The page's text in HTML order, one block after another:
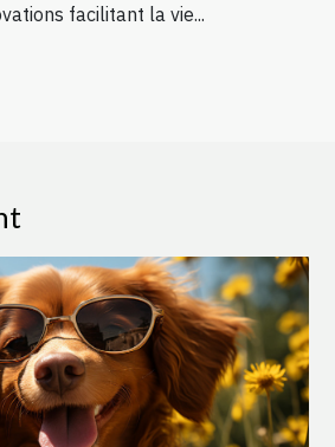
facilitant la vie...